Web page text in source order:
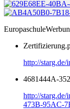
http://
4681444A-
http://starg.de/
473B-95AC-